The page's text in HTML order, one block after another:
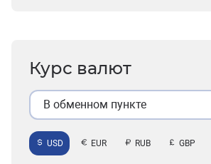
Курс валют
В обменном пункте
USD EUR RUB GBP